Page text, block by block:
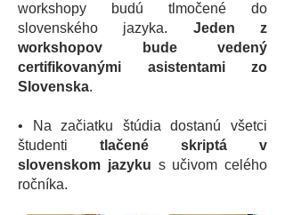
workshopy budú tlmočené do
slovenského jazyka. Jeden z
workshopov bude vedený
certifikovanými asistentami zo
Slovenska.
• Na začiatku štúdia dostanú všetci
študenti tlačené skriptá v
slovenskom jazyku s učivom celého
ročníka.